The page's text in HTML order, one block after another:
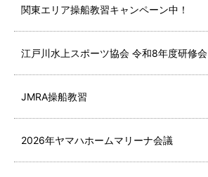
関東エリア操船教習キャンペーン中！
江戸川水上スポーツ協会 令和8年度研修会
JMRA操船教習
2026年ヤマハホームマリーナ会議